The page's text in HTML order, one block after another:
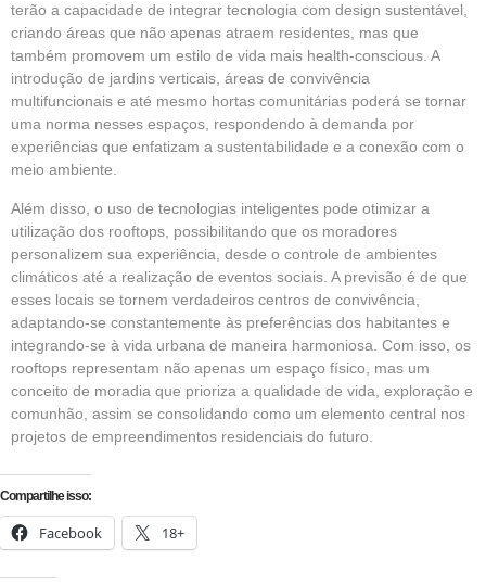
terão a capacidade de integrar tecnologia com design sustentável,
criando áreas que não apenas atraem residentes, mas que
também promovem um estilo de vida mais health-conscious. A
introdução de jardins verticais, áreas de convivência
multifuncionais e até mesmo hortas comunitárias poderá se tornar
uma norma nesses espaços, respondendo à demanda por
experiências que enfatizam a sustentabilidade e a conexão com o
meio ambiente.
Além disso, o uso de tecnologias inteligentes pode otimizar a
utilização dos rooftops, possibilitando que os moradores
personalizem sua experiência, desde o controle de ambientes
climáticos até a realização de eventos sociais. A previsão é de que
esses locais se tornem verdadeiros centros de convivência,
adaptando-se constantemente às preferências dos habitantes e
integrando-se à vida urbana de maneira harmoniosa. Com isso, os
rooftops representam não apenas um espaço físico, mas um
conceito de moradia que prioriza a qualidade de vida, exploração e
comunhão, assim se consolidando como um elemento central nos
projetos de empreendimentos residenciais do futuro.
Compartilhe isso:
Facebook 18+